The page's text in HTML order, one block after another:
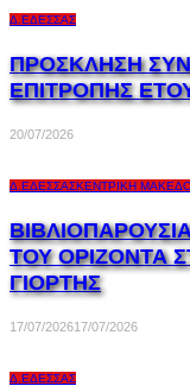
Δ.ΈΔΕΣΣΑΣ
ΠΡΟΣΚΛΗΣΗ
ΕΠΙΤΡΟΠΗΣ
20/07/2026
Δ.ΈΔΕΣΣΑΣΚΕΝΤΡΙΚΉ
ΤΟΥ ΟΡΙΖΟΝΤΑ
ΓΙΟΡΤΗΣ
17/07/202617/07/2026
Δ.ΈΔΕΣΣΑΣ